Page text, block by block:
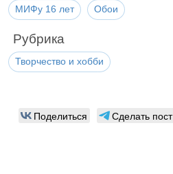
МИФу 16 лет Обои
Рубрика
Творчество и хобби
Поделиться Сделать пост